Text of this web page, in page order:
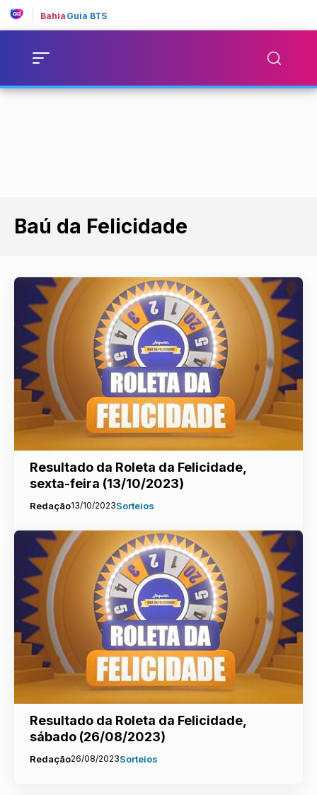
Bahia Guia BTS
Baú da Felicidade
Resultado da Roleta da Felicidade,
sexta-feira (13/10/2023)
Redação13/10/2023Sorteios
Resultado da Roleta da Felicidade,
sábado (26/08/2023)
Redação26/08/2023Sorteios